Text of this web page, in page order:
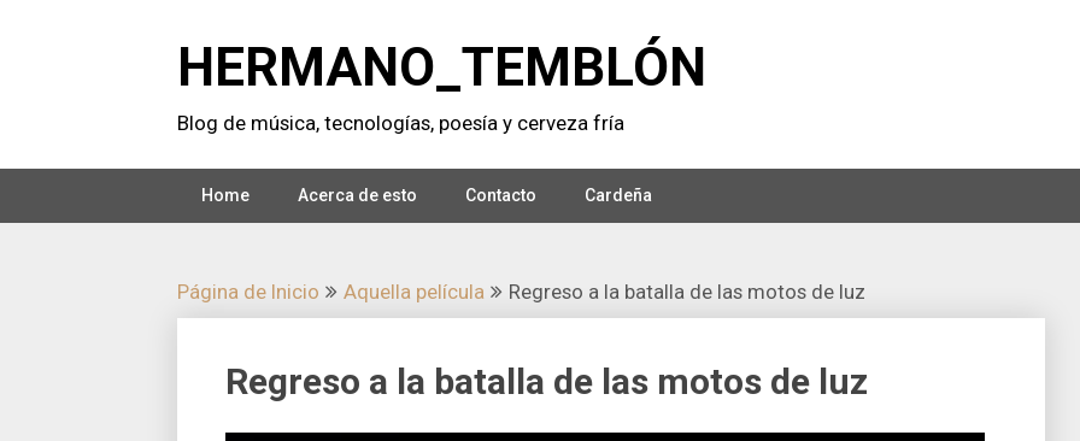
HERMANO_TEMBLÓN
Blog de música, tecnologí­as, poesí­a y cerveza frí­a
Home Acerca de esto Contacto Cardeña
Página de Inicio Aquella pelí­cula Regreso a la batalla de las motos de luz
Regreso a la batalla de las motos de luz